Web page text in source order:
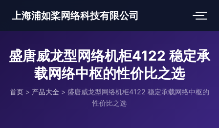
上海浦如桨网络科技有限公司
盛唐威龙型网络机柜4122 稳定承
载网络中枢的性价比之选
首页 > 产品大全 > 盛唐威龙型网络机柜4122 稳定承载网络中枢的
性价比之选